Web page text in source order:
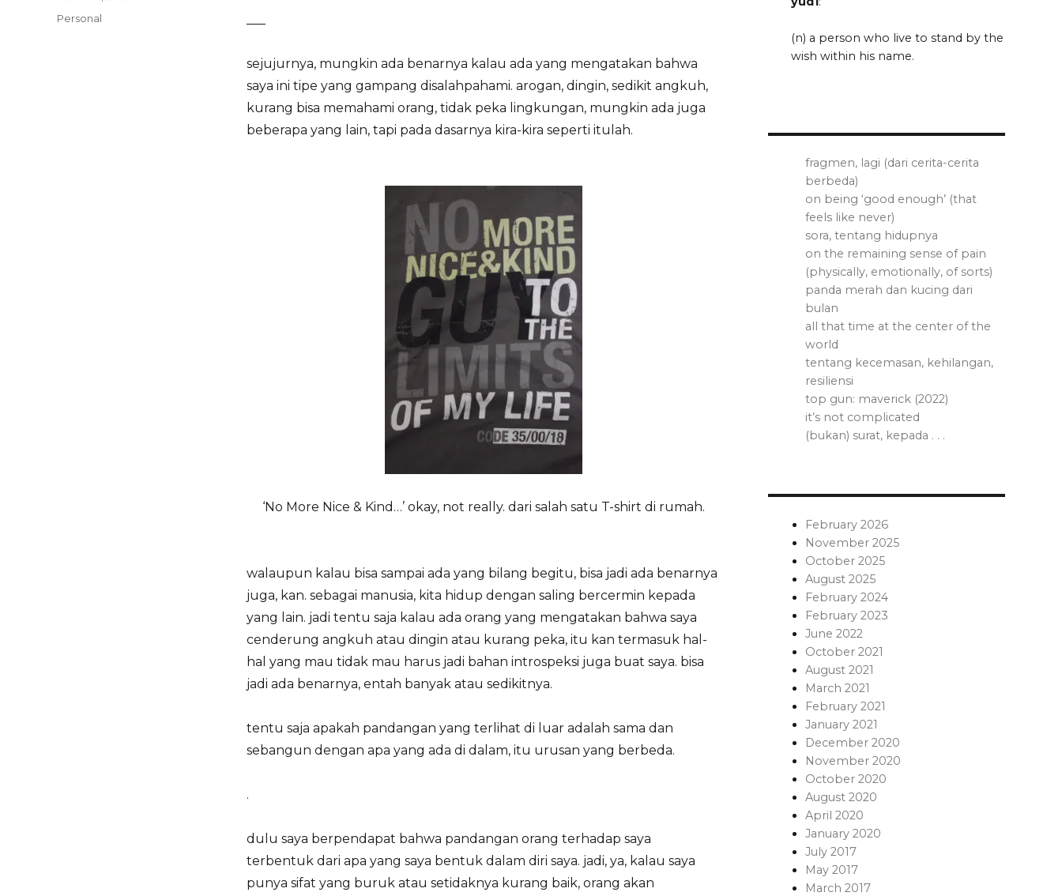
sejujurnya, mungkin ada benarnya kalau ada yang mengatakan bahwa
saya ini tipe yang gampang disalahpahami. arogan, dingin, sedikit angkuh,
kurang bisa memahami orang, tidak peka lingkungan, mungkin ada juga
beberapa yang lain, tapi pada dasarnya kira-kira seperti itulah.
‘No More Nice & Kind…’ okay, not really. dari salah satu T-shirt di rumah.
walaupun kalau bisa sampai ada yang bilang begitu, bisa jadi ada benarnya
juga, kan. sebagai manusia, kita hidup dengan saling bercermin kepada
yang lain. jadi tentu saja kalau ada orang yang mengatakan bahwa saya
cenderung angkuh atau dingin atau kurang peka, itu kan termasuk hal-
hal yang mau tidak mau harus jadi bahan introspeksi juga buat saya. bisa
jadi ada benarnya, entah banyak atau sedikitnya.
tentu saja apakah pandangan yang terlihat di luar adalah sama dan
sebangun dengan apa yang ada di dalam, itu urusan yang berbeda.
.
dulu saya berpendapat bahwa pandangan orang terhadap saya
terbentuk dari apa yang saya bentuk dalam diri saya. jadi, ya, kalau saya
punya sifat yang buruk atau setidaknya kurang baik, orang akan
Categories
Personal
(n) a person who live to stand by the
wish within his name.
fragmen, lagi (dari cerita-cerita
berbeda)
on being ‘good enough’ (that
feels like never)
sora, tentang hidupnya
on the remaining sense of pain
(physically, emotionally, of sorts)
panda merah dan kucing dari
bulan
all that time at the center of the
world
tentang kecemasan, kehilangan,
resiliensi
top gun: maverick (2022)
it’s not complicated
(bukan) surat, kepada . . .
February 2026
November 2025
October 2025
August 2025
February 2024
February 2023
June 2022
October 2021
August 2021
March 2021
February 2021
January 2021
December 2020
November 2020
October 2020
August 2020
April 2020
January 2020
July 2017
May 2017
March 2017